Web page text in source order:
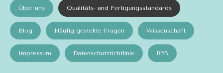
Über uns Qualitäts- und Fertigungsstandards
Blog Häufig gestellte Fragen Wissenschaft
Impressum Datenschutzrichtlinie B2B